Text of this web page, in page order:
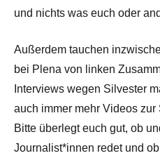
und nichts was euch oder
Außerdem tauchen
bei Plena von linken
Interviews wegen Silvester
auch immer mehr Videos
Bitte überlegt euch gut, ob
Journalist*innen redet und